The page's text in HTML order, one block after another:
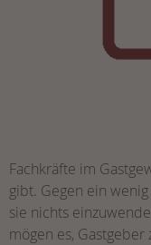
Fachkräfte im
gibt. Gegen ein
sie nichts
mögen es,